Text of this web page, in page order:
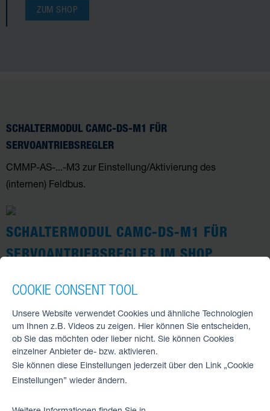
ZUM SHOP
SCHALTERMODUL CAMC-DS-M1 FÜR
SERVOANTRIEBSREGLER
CMMP-AS-...-M3 zur Einstellung/Aktivierung des
(internen) Feldbus.
SCHALTERMODUL CAMC-DS-M1 FÜR
SERVOANTRIEBSREGLER IM SHOP
ZUM SHOP
COOKIE CONSENT TOOL
Unsere Website verwendet Cookies und ähnliche Technologien
um Ihnen z.B. Videos zu zeigen. Hier können Sie entscheiden,
ob Sie das möchten oder lieber nicht. Sie können Cookies
einzelner Anbieter de- bzw. aktivieren.
Sie können diese Einstellungen jederzeit über den Link „Cookie
Einstellungen” wieder ändern.